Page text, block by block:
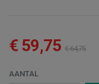
€ 59,75 € 64,75
AANTAL